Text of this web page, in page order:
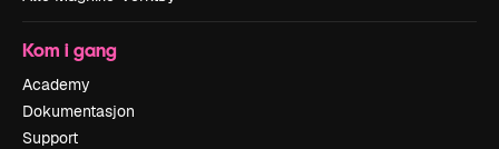
Kom i gang
Academy
Dokumentasjon
Support